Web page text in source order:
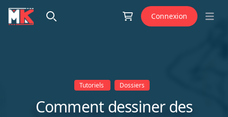
Aller au contenu
Connexion Open
Tutoriels Dossiers
Comment dessiner des